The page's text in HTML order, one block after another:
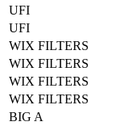
UFI
UFI
WIX FILTERS
WIX FILTERS
WIX FILTERS
WIX FILTERS
BIG A